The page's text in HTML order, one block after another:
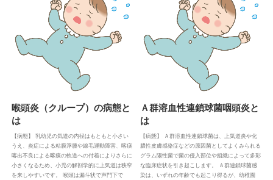
喉頭炎（クループ）の病態と
は
【病態】 乳幼児の気道の内径はもともと小さい
うえ、炎症による粘膜浮腫や線毛運動障害、喀痰
喀出不良による喀痰の軌道への付着によりさらに
小さくなるため、小児の解剖学的に上気道は狭窄
を来しやすいです。 喉頭は漏斗状で声門下で
Ａ群溶血性連鎖球菌咽頭炎と
は
【病態】 Ａ群溶血性連鎖球菌は、上気道炎や化
膿性皮膚感染症などの原因菌としてよくみられる
グラム陽性菌で菌の侵入部位や組織によって多彩
な臨床症状を引き起こします。 Ａ群連鎖球菌感
染は、いずれの年齢でも起こり得るが、幼稚園